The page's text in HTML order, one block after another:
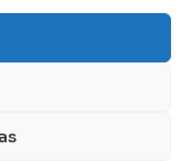
los derechos